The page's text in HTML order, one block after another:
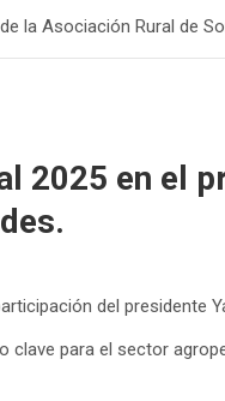
la Asociación Rural de
2025 en el
del presidente
para el sector